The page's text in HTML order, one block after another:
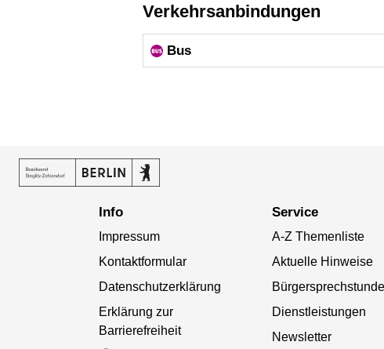
Verkehrsanbindungen
Bus
Info
Impressum
Kontaktformular
Datenschutzerklärung
Erklärung zur
Barrierefreiheit
Service
A-Z Themenliste
Aktuelle Hinweise
Dienstleistungen
Newsletter